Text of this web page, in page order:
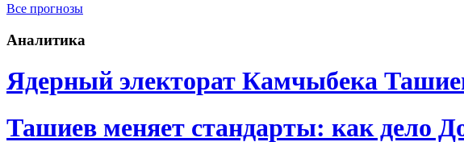
Все прогнозы
Аналитика
Ядерный электорат Камчыбека
Ташиев меняет стандарты: как дело